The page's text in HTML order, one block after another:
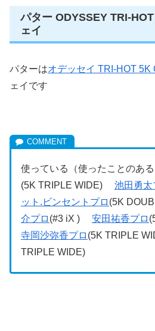
パター ODYSSEY TRI-
ェイ
パターはオデッセイ TRI-HOT 5K
ェイです
使っている（使ったことのあ
(5K TRIPLE WIDE) 池田勇太
ット.ビンセントプロ (5K
介プロ (#3 iX ) 安田祐香プロ
寺岡沙弥香プロ (5K TRIPLE
TRIPLE WIDE)